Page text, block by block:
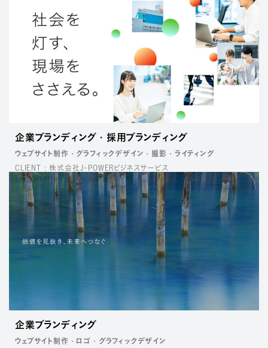
企業ブランディング 採用ブランディング
ウェブサイト制作 グラフィックデザイン 撮影
ライティング
CLIENT : 株式会社J-POWERビジネスサービス
企業ブランディング
ウェブサイト制作 ロゴ
グラフィックデザイン